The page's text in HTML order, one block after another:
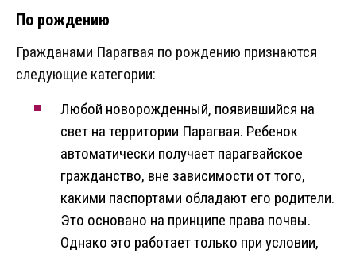
По рождению
Гражданами Парагвая по рождению признаются
следующие категории:
Любой новорожденный, появившийся на
свет на территории Парагвая. Ребенок
автоматически получает парагвайское
гражданство, вне зависимости от того,
какими паспортами обладают его родители.
Это основано на принципе права почвы.
Однако это работает только при условии,